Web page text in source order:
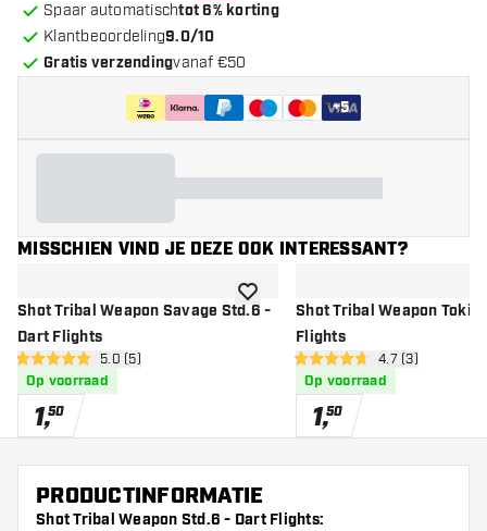
Spaar automatischtot 6% korting
Klantbeoordeling9.0/10
Gratis verzendingvanaf €50
+5
MISSCHIEN VIND JE DEZE OOK INTERESSANT?
Shot Tribal Weapon Savage Std.6 -
Dart Flights
open reviews drawer
5 score sterren5.0 (5)
Op voorraad
1,50
toevoegen aan verlanglijst
Shot Tribal Weapon Toki
Flights
open reviews
4.7 score sterren4.7 (3)
Op voorraad
1,50
PRODUCTINFORMATIE
Shot Tribal Weapon Std.6 - Dart Flights: